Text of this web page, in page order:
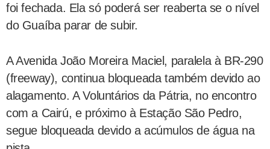
foi fechada. Ela só poderá ser reaberta se o nível
do Guaíba parar de subir.
A Avenida João Moreira Maciel, paralela à BR-290
(freeway), continua bloqueada também devido ao
alagamento. A Voluntários da Pátria, no encontro
com a Cairú, e próximo à Estação São Pedro,
segue bloqueada devido a acúmulos de água na